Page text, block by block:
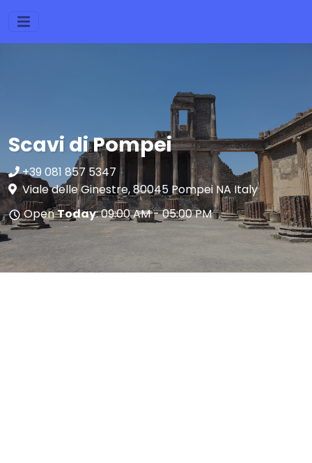
Scavi di Pompei
+39 081 857 5347
Viale delle Ginestre, 80045 Pompei NA Italy
OpenToday: 09:00 AM - 05:00 PM